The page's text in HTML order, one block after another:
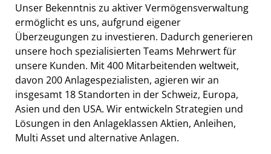
Unser Bekenntnis zu aktiver Vermögensverwaltung
ermöglicht es uns, aufgrund eigener
Überzeugungen zu investieren. Dadurch generieren
unsere hoch spezialisierten Teams Mehrwert für
unsere Kunden. Mit 400 Mitarbeitenden weltweit,
davon 200 Anlagespezialisten, agieren wir an
insgesamt 18 Standorten in der Schweiz, Europa,
Asien und den USA. Wir entwickeln Strategien und
Lösungen in den Anlageklassen Aktien, Anleihen,
Multi Asset und alternative Anlagen.